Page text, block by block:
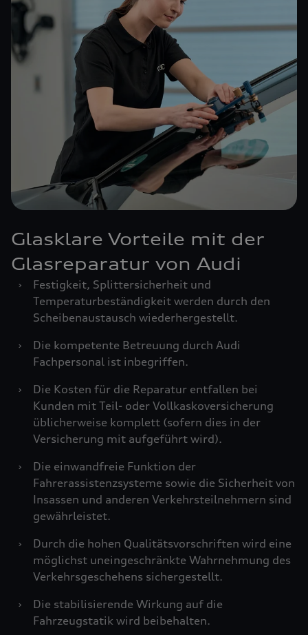
Glasklare Vorteile mit der
Glasreparatur von Audi
›
Festigkeit, Splittersicherheit und
Temperaturbeständigkeit werden durch den
Scheibenaustausch wiederhergestellt.
›
Die kompetente Betreuung durch Audi
Fachpersonal ist inbegriffen.
›
Die Kosten für die Reparatur entfallen bei
Kunden mit Teil- oder Vollkaskoversicherung
üblicherweise komplett (sofern dies in der
Versicherung mit aufgeführt wird).
›
Die einwandfreie Funktion der
Fahrerassistenzsysteme sowie die Sicherheit von
Insassen und anderen Verkehrsteilnehmern sind
gewährleistet.
›
Durch die hohen Qualitätsvorschriften wird eine
möglichst uneingeschränkte Wahrnehmung des
Verkehrsgeschehens sichergestellt.
›
Die stabilisierende Wirkung auf die
Fahrzeugstatik wird beibehalten.